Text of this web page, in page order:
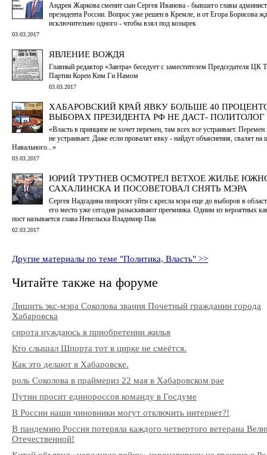
Андрея Жаркова сменит сын Сергея Иванова - бывшего главы
президента России. Вопрос уже решен в Кремле, и от Егора Борисова
исключительно одного - чтобы взял под козырек
03.03.2017
ЯВЛЕНИЕ ВОЖДЯ
Главный редактор «Завтра» беседует с заместителем Председателя ЦК
Партии Кореи Ким Ги Намом
03.03.2017
ХАБАРОВСКИЙ КРАЙ ЯВКУ БОЛЬШЕ 40
ВЫБОРАХ ПРЕЗИДЕНТА РФ НЕ ДАСТ- ПОЛИТОЛОГ
«Власть в принципе не хочет перемен, там всех все устраивает. Перемен
не устраивает. Даже если провалят явку - найдут объяснения, свалят на
Навального...»
03.03.2017
ЮРИЙ ТРУТНЕВ ОСМОТРЕЛ ВЕТХОЕ ЖИЛЬЕ
САХАЛИНСКА И ПОСОВЕТОВАЛ СНЯТЬ МЭРА
Сергея Надсадина попросят уйти с кресла мэра еще до выборов в
его место уже сегодня разыскивают преемника. Одним из вероятных
пост называется глава Невельска Владимир Пак
02.03.2017
Другие материалы по теме "Политика, Власть" >>
Читайте также на форуме
Лишить экс-мэра Соколова звания Почетный гражданин города
Хабаровска
сирота нуждаюсь в приобретении жилья
Кто слышал Шпорта тот в цирке не смеётся.
Как это делают в Хабаровске.
роль Соколова в праймериз 22 мая в Хабаровском рае
Путин просит единороссов команду в Госдуме
В России наши чиновники могут отключить интернет?!
В пандемию Россия потеряла каждого четвертого ветерана
Отечественной!